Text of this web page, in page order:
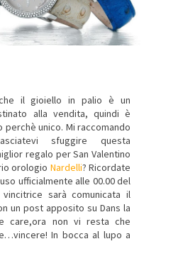
il gioiello in palio è un
alla vendita, quindi è
perchè unico. Mi raccomando
sfuggire questa
regalo per San Valentino
orologio Nardelli? Ricordate
ufficialmente alle 00.00 del
sarà comunicata il
un post apposito su Dans la
care,ora non vi resta che
In bocca al lupo a